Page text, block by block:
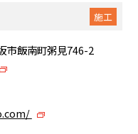
施工
市飯南町粥見746-2